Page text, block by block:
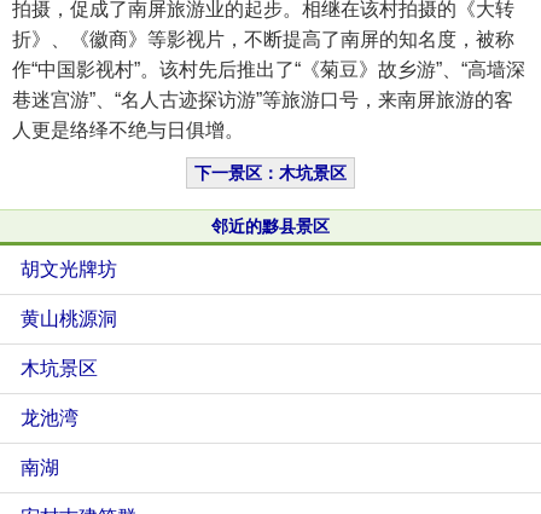
拍摄，促成了南屏旅游业的起步。相继在该村拍摄的《大转
折》、《徽商》等影视片，不断提高了南屏的知名度，被称
作“中国影视村”。该村先后推出了“《菊豆》故乡游”、“高墙深
巷迷宫游”、“名人古迹探访游”等旅游口号，来南屏旅游的客
人更是络绎不绝与日俱增。
下一景区：木坑景区
邻近的黟县景区
胡文光牌坊
黄山桃源洞
木坑景区
龙池湾
南湖